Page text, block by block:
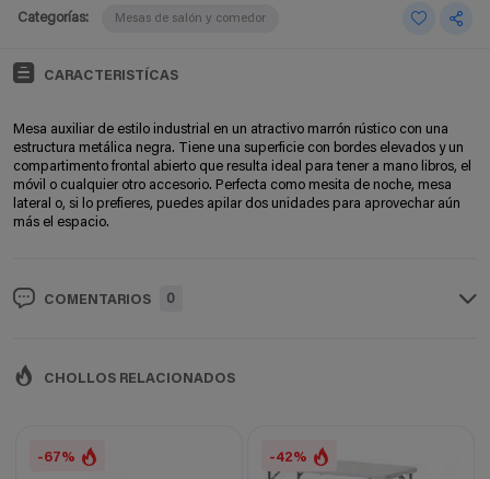
Categorías: Mesas de salón y comedor
CARACTERISTÍCAS
Mesa auxiliar de estilo industrial en un atractivo marrón rústico con una
estructura metálica negra. Tiene una superficie con bordes elevados y un
compartimento frontal abierto que resulta ideal para tener a mano libros, el
móvil o cualquier otro accesorio. Perfecta como mesita de noche, mesa
lateral o, si lo prefieres, puedes apilar dos unidades para aprovechar aún
más el espacio.
COMENTARIOS 0
CHOLLOS RELACIONADOS
-67% -42%